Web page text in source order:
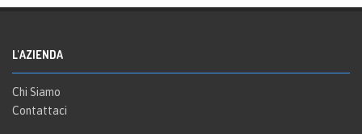
L'AZIENDA
Chi Siamo
Contattaci